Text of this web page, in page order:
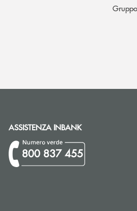
Gruppo
ASSISTENZA INBANK
800 837 455